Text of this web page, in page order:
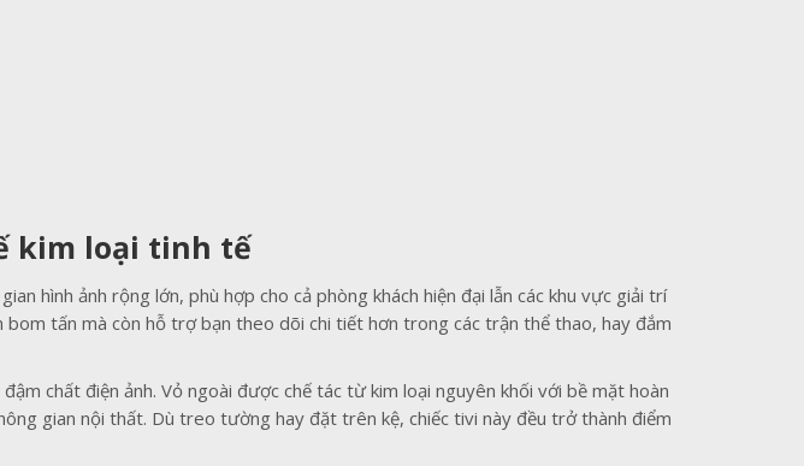
kim loại tinh tế
hình ảnh rộng lớn, phù hợp cho cả phòng khách hiện đại lẫn các khu vực giải trí
tấn mà còn hỗ trợ bạn theo dõi chi tiết hơn trong các trận thể thao, hay đắm
chất điện ảnh. Vỏ ngoài được chế tác từ kim loại nguyên khối với bề mặt hoàn
gian nội thất. Dù treo tường hay đặt trên kệ, chiếc tivi này đều trở thành điểm